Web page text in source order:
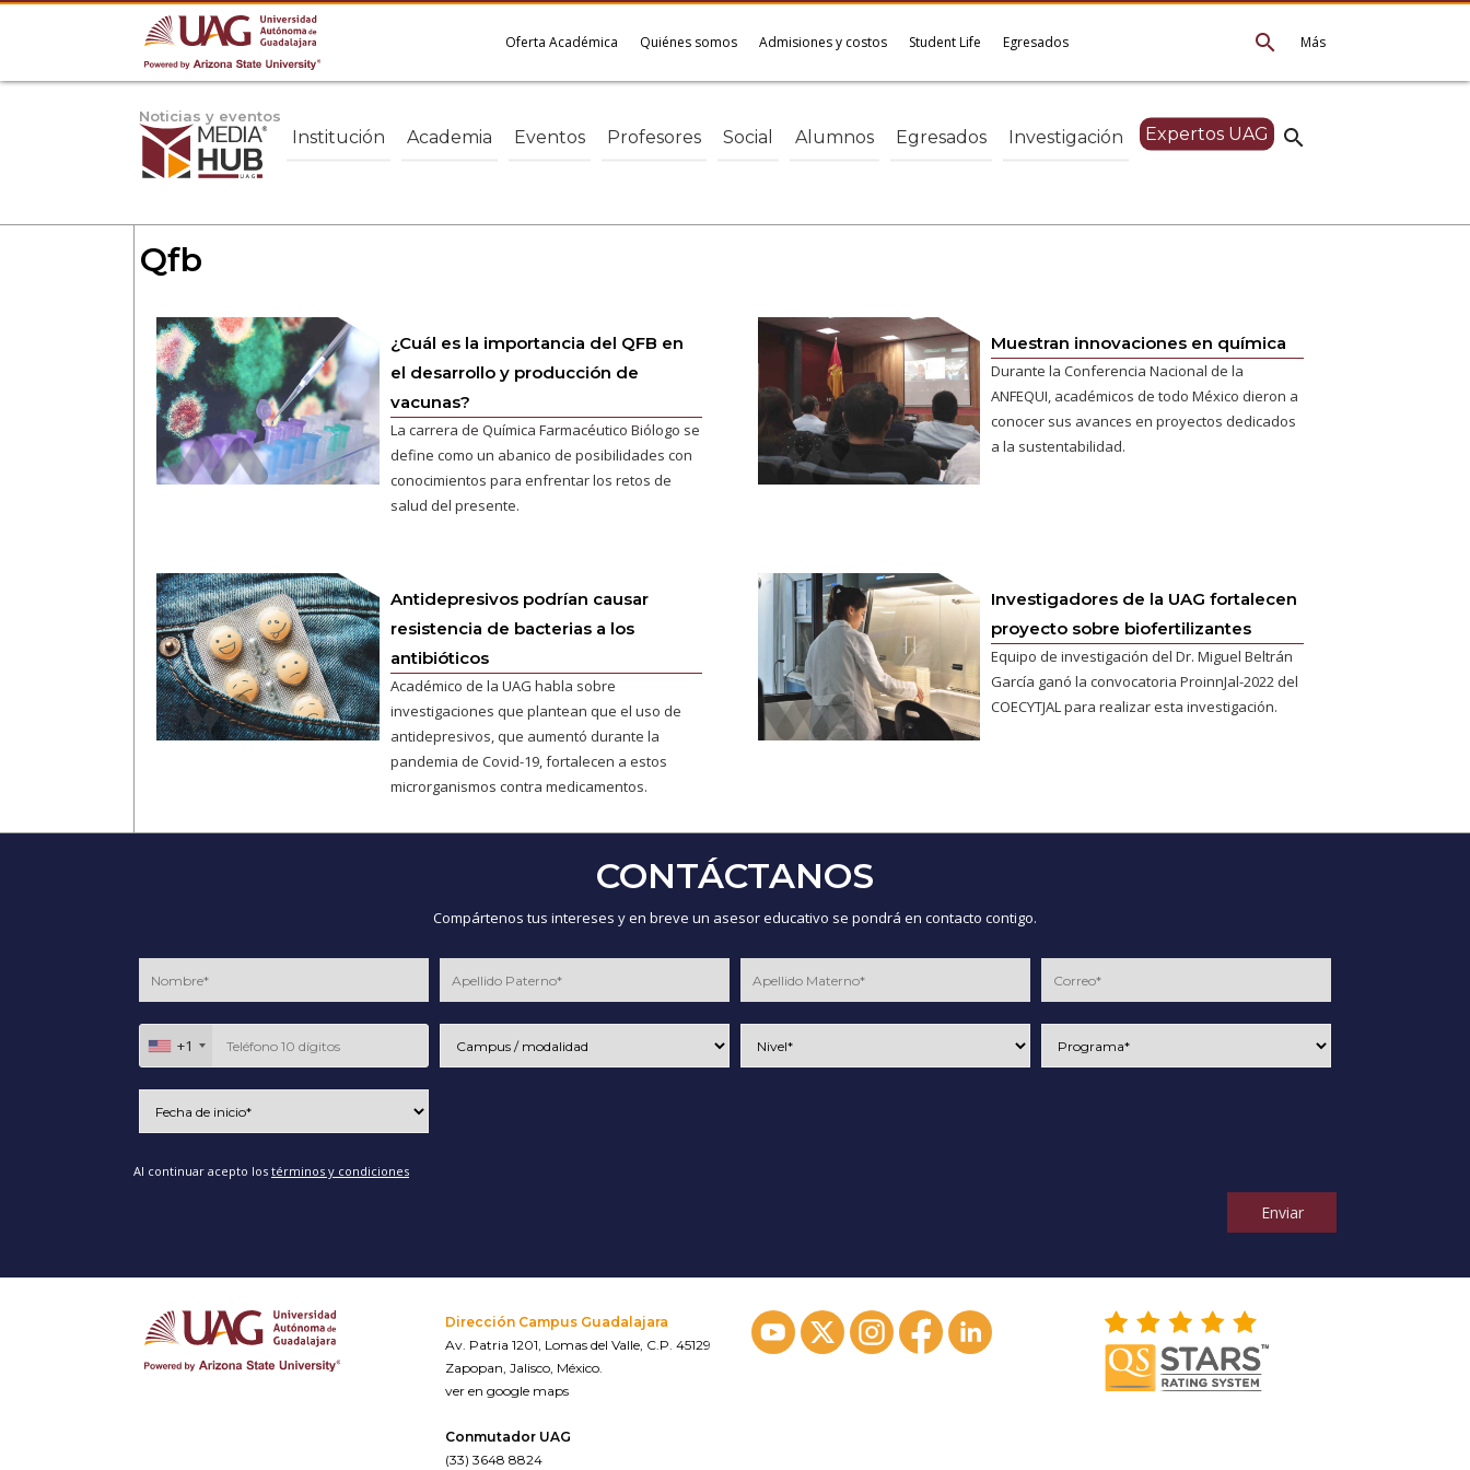
Más
search
Oferta Académica Quiénes somos Admisiones y costos Student Life Egresados
Noticias y eventos
search
Institución Academia Eventos Profesores Social Alumnos Egresados Investigación Expertos UAG
Qfb
¿Cuál es la importancia del QFB en
el desarrollo y producción de
vacunas?
La carrera de Química Farmacéutico Biólogo se
define como un abanico de posibilidades con
conocimientos para enfrentar los retos de
salud del presente.
Muestran innovaciones en química
Durante la Conferencia Nacional de la
ANFEQUI, académicos de todo México dieron a
conocer sus avances en proyectos dedicados
a la sustentabilidad.
Antidepresivos podrían causar
resistencia de bacterias a los
antibióticos
Académico de la UAG habla sobre
investigaciones que plantean que el uso de
antidepresivos, que aumentó durante la
pandemia de Covid-19, fortalecen a estos
microrganismos contra medicamentos.
Investigadores de la UAG fortalecen
proyecto sobre biofertilizantes
Equipo de investigación del Dr. Miguel Beltrán
García ganó la convocatoria ProinnJal-2022 del
COECYTJAL para realizar esta investigación.
CONTÁCTANOS
Compártenos tus intereses y en breve un asesor educativo se pondrá en contacto contigo.
+1
Al continuar acepto los términos y condiciones
Enviar
Dirección Campus Guadalajara
Av. Patria 1201, Lomas del Valle, C.P. 45129
Zapopan, Jalisco, México.
ver en google maps
Conmutador UAG
(33) 3648 8824